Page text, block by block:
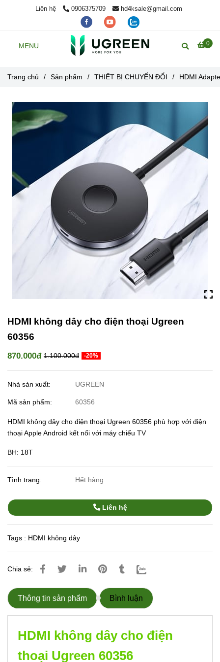
Liên hệ 0906375709 hd4ksale@gmail.com
0
MENU
Trang chủ / Sản phẩm / THIẾT BỊ CHUYỂN ĐỔI / HDMI
HDMI không dây cho điện thoại Ugreen
60356
870.000đ 1.100.000đ -20%
Nhà sản xuất: UGREEN
Mã sản phẩm: 60356
HDMI không dây cho điện thoại Ugreen 60356 phù hợp với điện
thoại Apple Android kết nối với máy chiếu TV
BH: 18T
Tình trạng: Hết hàng
Liên hệ
Tags : HDMI không dây
Chia sẻ:
Thông tin sản phẩm Bình luận
HDMI không dây cho điện
thoại Ugreen 60356